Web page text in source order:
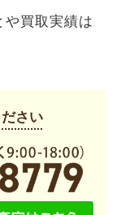
や買取実績は
さい